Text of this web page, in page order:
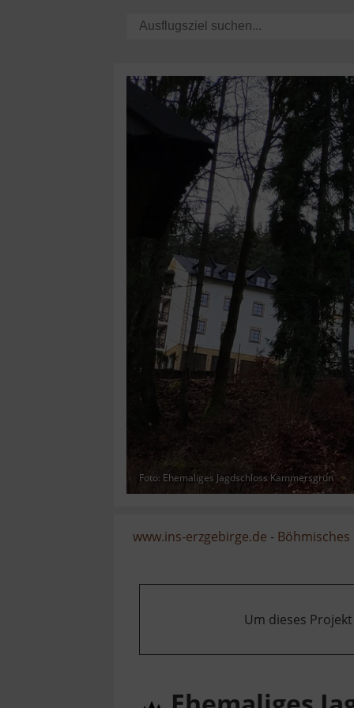
Foto: Ehemaliges Jagdschloss Kammersgrün
www.ins-erzgebirge.de - Böhmisches
Um dieses